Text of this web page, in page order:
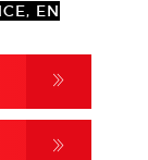
EN
,
,